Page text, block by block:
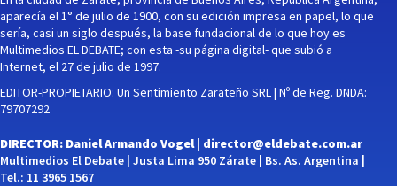
aparecía el 1° de julio de 1900, con su edición impresa en papel, lo que
sería, casi un siglo después, la base fundacional de lo que hoy es
Multimedios EL DEBATE; con esta -su página digital- que subió a
Internet, el 27 de julio de 1997.
EDITOR-PROPIETARIO: Un Sentimiento Zarateño SRL | Nº de Reg. DNDA:
79707292
DIRECTOR: Daniel Armando Vogel | director@eldebate.com.ar
Multimedios El Debate | Justa Lima 950 Zárate | Bs. As. Argentina |
Tel.: 11 3965 1567